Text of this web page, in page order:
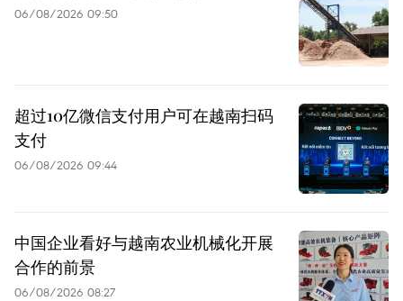
06/08/2026 09:50
超过10亿微信支付用户可在越南扫码
支付
06/08/2026 09:44
中国企业看好与越南农业机械化开展
合作的前景
06/08/2026 08:27